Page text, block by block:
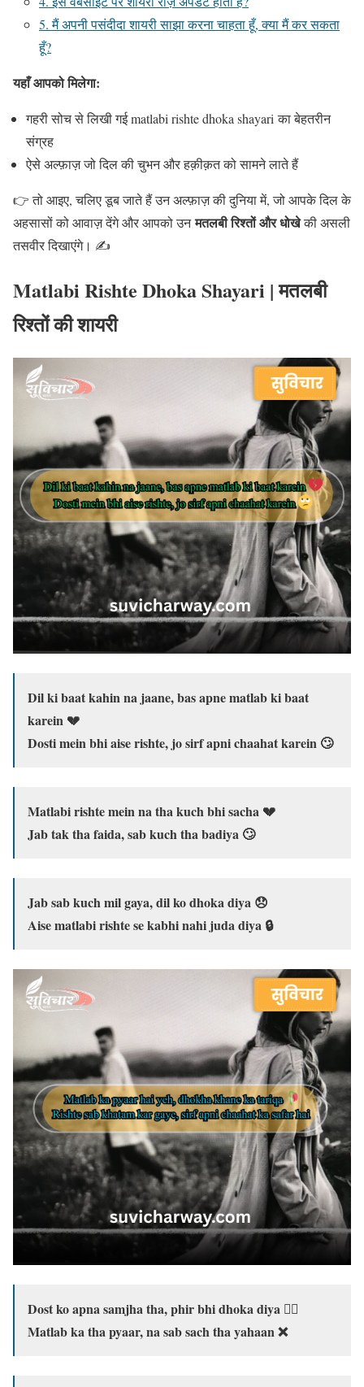
5. मैं अपनी पसंदीदा शायरी साझा करना चाहता हूँ, क्या मैं कर सकता
हूँ?
यहाँ आपको मिलेगा:
गहरी सोच से लिखी गई matlabi rishte dhoka shayari का बेहतरीन
संग्रह
ऐसे अल्फ़ाज़ जो दिल की चुभन और हक़ीक़त को सामने लाते हैं
👉 तो आइए, चलिए डूब जाते हैं उन अल्फ़ाज़ की दुनिया में, जो आपके दिल के
अहसासों को आवाज़ देंगे और आपको उनमतलबी रिश्तों और धोखेकी असली
तसवीर दिखाएंगे। ✍️
Matlabi Rishte Dhoka Shayari | मतलबी
रिश्तों की शायरी
Dil ki baat kahin na jaane, bas apne matlab ki baat
karein 💔
Dosti mein bhi aise rishte, jo sirf apni chaahat karein 🙄
Matlabi rishte mein na tha kuch bhi sacha 💔
Jab tak tha faida, sab kuch tha badiya 🙄
Jab sab kuch mil gaya, dil ko dhoka diya 😞
Aise matlabi rishte se kabhi nahi juda diya 🔒
Dost ko apna samjha tha, phir bhi dhoka diya 🙅‍♂️
Matlab ka tha pyaar, na sab sach tha yahaan ❌